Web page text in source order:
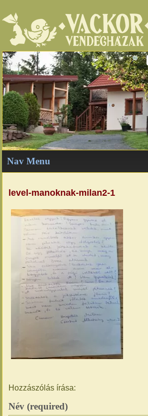
Nav Menu
level-manoknak-milan2-1
Hozzászólás írása:
Név (required)